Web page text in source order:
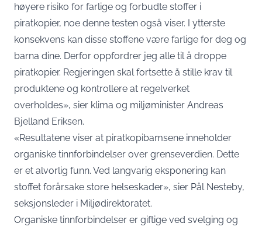
høyere risiko for farlige og forbudte stoffer i
piratkopier, noe denne testen også viser. I ytterste
konsekvens kan disse stoffene være farlige for deg og
barna dine. Derfor oppfordrer jeg alle til å droppe
piratkopier. Regjeringen skal fortsette å stille krav til
produktene og kontrollere at regelverket
overholdes», sier klima og miljøminister Andreas
Bjelland Eriksen.
«Resultatene viser at piratkopibamsene inneholder
organiske tinnforbindelser over grenseverdien. Dette
er et alvorlig funn. Ved langvarig eksponering kan
stoffet forårsake store helseskader», sier Pål Nesteby,
seksjonsleder i Miljødirektoratet.
Organiske tinnforbindelser er giftige ved svelging og